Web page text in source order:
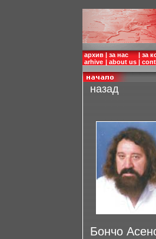
архив
arhive
|
|
за нас
about us
|
|
за
назад
Бончо